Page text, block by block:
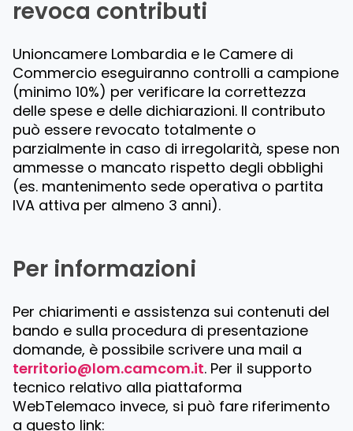
revoca contributi
Unioncamere Lombardia e le Camere di
Commercio eseguiranno controlli a campione
(minimo 10%) per verificare la correttezza
delle spese e delle dichiarazioni. Il contributo
può essere revocato totalmente o
parzialmente in caso di irregolarità, spese non
ammesse o mancato rispetto degli obblighi
(es. mantenimento sede operativa o partita
IVA attiva per almeno 3 anni).
Per informazioni
Per chiarimenti e assistenza sui contenuti del
bando e sulla procedura di presentazione
domande, è possibile scrivere una mail a
territorio@lom.camcom.it. Per il supporto
tecnico relativo alla piattaforma
WebTelemaco invece, si può fare riferimento
a questo link: